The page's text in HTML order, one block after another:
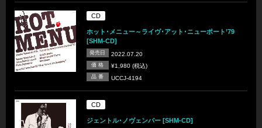
CD
ホット･メニュー～ライヴ･アット･ニューポート’79
[SHM-CD]
発売日 2022.07.20
価 格 ¥1,980 (税込)
品 番 UCCJ-4194
CD
ジェントル･ノヴェンバー [SHM-CD]